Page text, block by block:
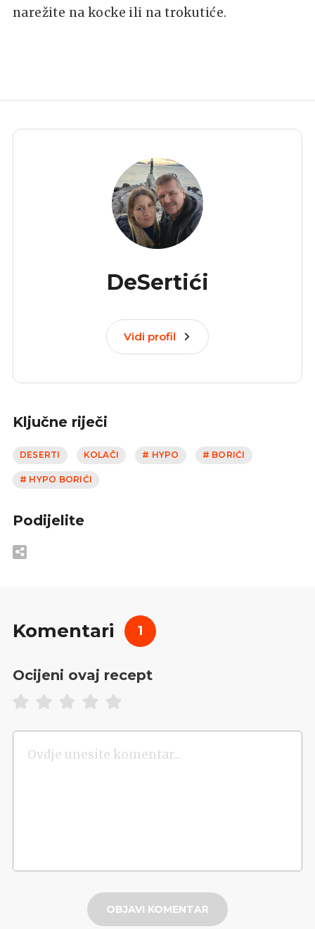
narežite na kocke ili na trokutiće.
DeSertići
Vidi profil
Ključne riječi
DESERTI KOLAČI # HYPO # BORIĆI
# HYPO BORIĆI
Podijelite
Komentari 1
Ocijeni ovaj recept
OBJAVI KOMENTAR